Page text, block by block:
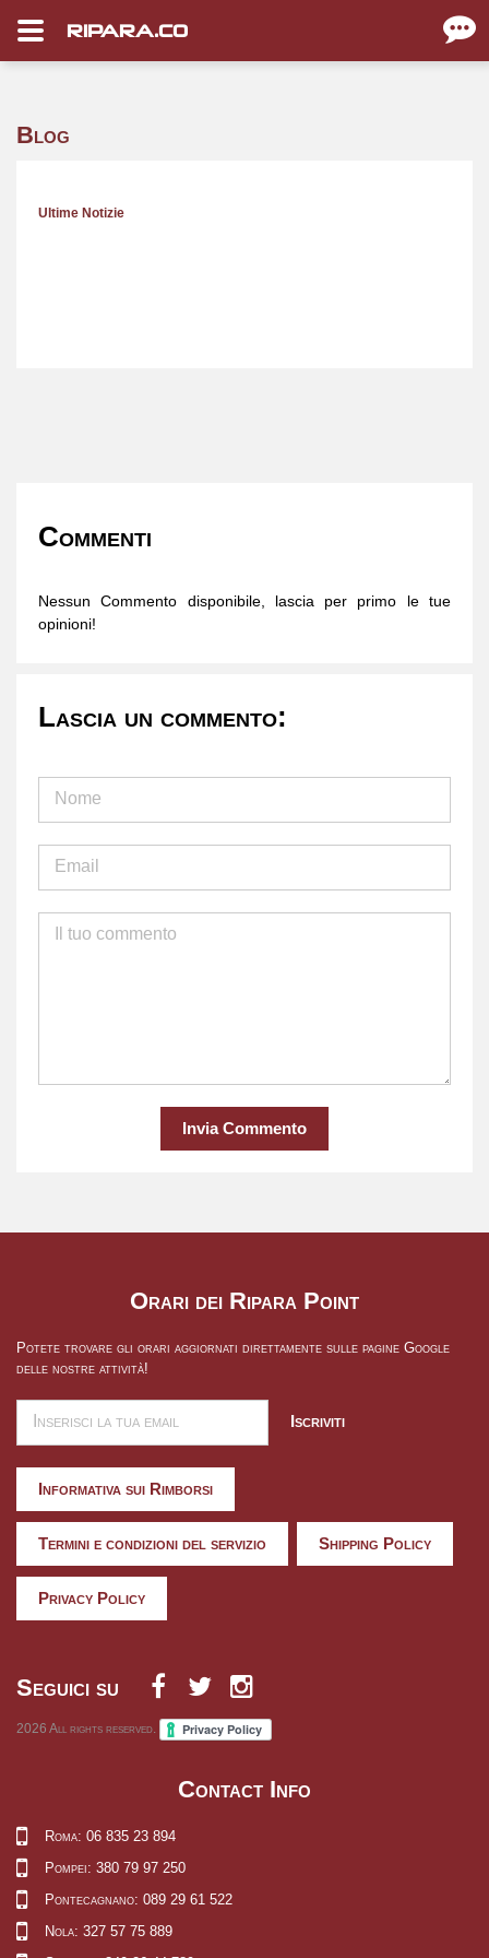
RIPARA.CO
Blog
Ultime Notizie
Commenti
Nessun Commento disponibile, lascia per primo le tue
opinioni!
Lascia un commento:
Invia Commento
Orari dei Ripara Point
Potete trovare gli orari aggiornati direttamente sulle pagine Google
delle nostre attività!
Iscriviti
Informativa sui Rimborsi
Termini e condizioni del servizio Shipping Policy
Privacy Policy
Seguici su
2026 All rights reserved.
Contact Info
Roma: 06 835 23 894
Pompei: 380 79 97 250
Pontecagnano: 089 29 61 522
Nola: 327 57 75 889